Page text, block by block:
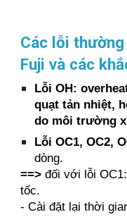
Các lỗi
Fuji và các
Lỗi OH:
quạt tản nhiệt,
do môi trường
Lỗi OC1, OC2,
dòng.
==>đối với lỗi
tốc.
- Cài đặt lại thời